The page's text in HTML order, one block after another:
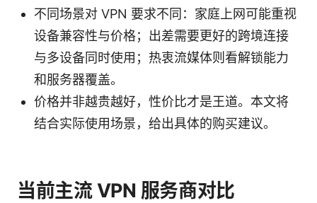
不同场景对 VPN 要求不同：家庭上网可能重视
设备兼容性与价格；出差需要更好的跨境连接
与多设备同时使用；热衷流媒体则看解锁能力
和服务器覆盖。
价格并非越贵越好，性价比才是王道。本文将
结合实际使用场景，给出具体的购买建议。
当前主流 VPN 服务商对比